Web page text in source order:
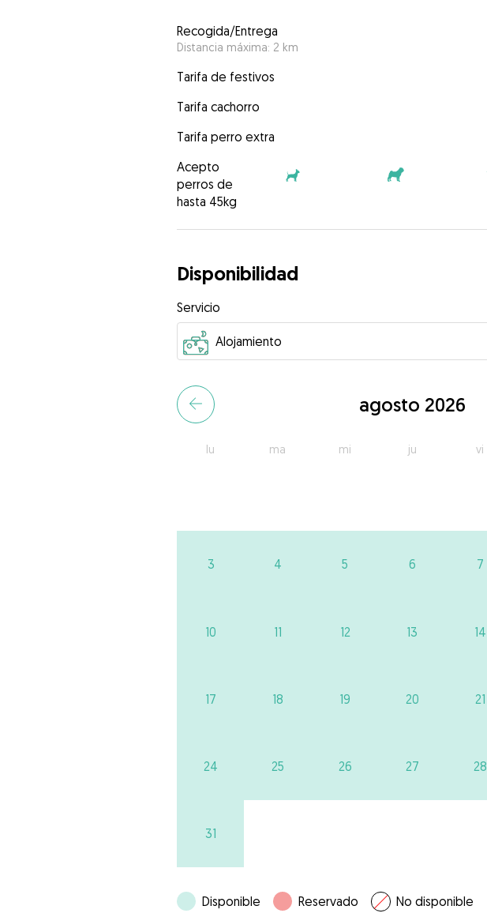
Recogida/Entrega
Distancia máxima: 2 km
Tarifa de festivos
Tarifa cachorro
Tarifa perro extra
Acepto
perros de
hasta 45kg
Disponibilidad
Servicio
agosto 2026
lu ma mi ju vi
3 4 5 6 7
10 11 12 13 14
17 18 19 20 21
24 25 26 27 28
31
Disponible Reservado No disponible